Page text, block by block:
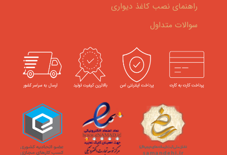
راهنمای نصب کاغذ دیواری
سوالات متداول